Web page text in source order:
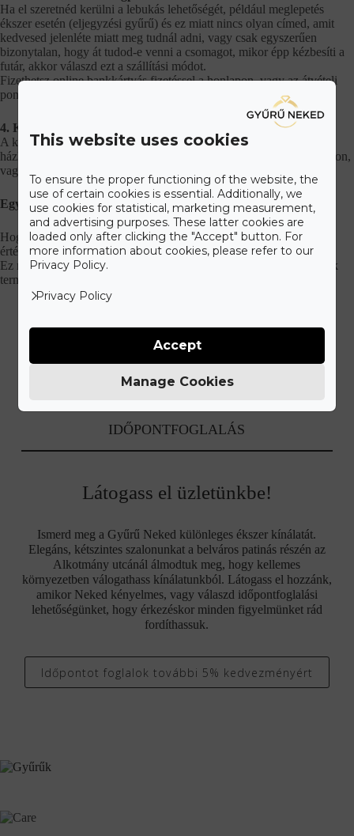
Ha el szeretnéd kerülni a lebukás lehetőségét, például meglepetés
ékszer esetén (eljegyzési gyűrű) és ez miatt nincs olyan címed, amit
kedvesed jelenléte miatt meg tudnál adni, vagy csak egyszerűen
bizonytalan, hogy át tudod-e venni a csomagot, mikor épp kézbesíti a
futár, akkor válaszd ezt a szállítási módot.
Fizethetsz online bankkártyás fizetéssel a honlapon, vagy az átvételi
ponton készpénzzel és bankkártyával.
4. Külföldre házhozszállítással
A kiválasztott ékszert külföldi címre is megrendelheted
házhozszállítással. Fizethetsz online bankkártyás fizetéssel a honlapon,
vagy átutalással.
Egyéb információ
Hogy csomagod biztonságosan és biztosan megérkezzen,
értékbiztosított minden szállítás.
Ez mellett a diszkrécióra is ügyelünk, szolid csomagolásban küldjük
termékeinket.
IDŐPONTFOGLALÁS
Látogass el üzletünkbe!
Ismerd meg a Gyűrű Neked különleges ékszer kínálatát.
Elegáns, kétszintes szalonunkat a belváros patinás részén az
Alkotmány utcánál álmodtuk meg, hogy kellemes
környezetben válogathass kínálatunkból. Látogass el hozzánk,
amikor Neked kényelmes, vagy válaszd időpontfoglalási
lehetőségünket, hogy érkezéskor minden figyelmünket rád
fordíthassuk.
Időpontot foglalok további 5% kedvezményért
This website uses cookies
To ensure the proper functioning of the website, the
use of certain cookies is essential. Additionally, we
use cookies for statistical, marketing measurement,
and advertising purposes. These latter cookies are
loaded only after clicking the "Accept" button. For
more information about cookies, please refer to our
Privacy Policy.
Privacy Policy
Manage Cookies
Accept